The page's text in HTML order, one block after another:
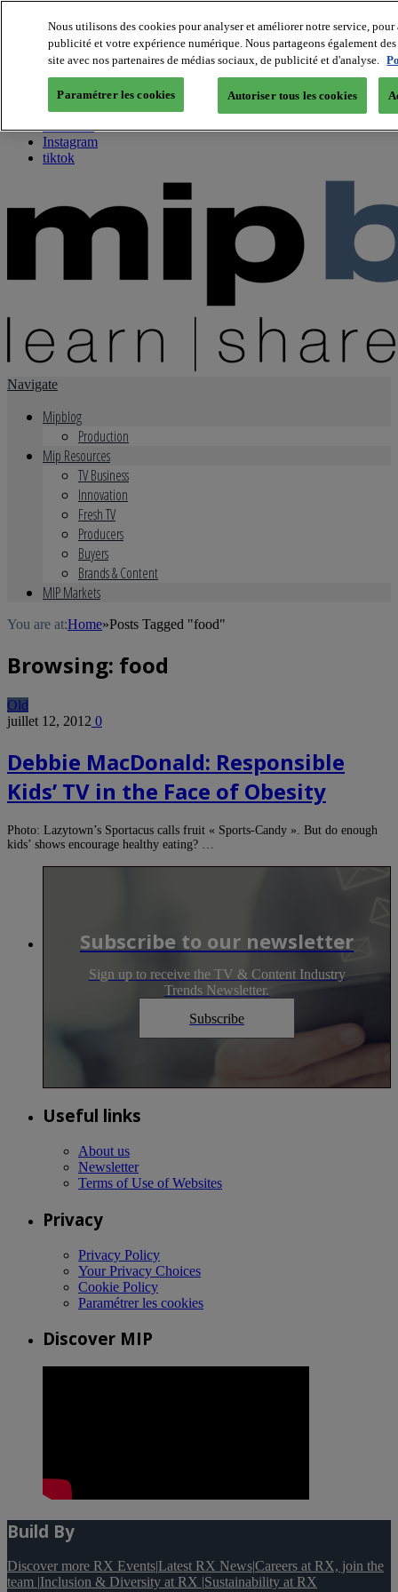
About us
Twitter
Facebook
Youtube
Instagram
tiktok
Navigate
Mipblog
Production
Mip Resources
TV Business
Innovation
Fresh TV
Producers
Buyers
Brands & Content
MIP Markets
You are at:Home»Posts Tagged "food"
Browsing: food
Old
juillet 12, 2012 0
Debbie MacDonald: Responsible
Kids’ TV in the Face of Obesity
Photo: Lazytown’s Sportacus calls fruit « Sports-Candy ». But do enough
kids’ shows encourage healthy eating? …
Subscribe to our newsletter
Sign up to receive the TV & Content Industry
Trends Newsletter.
Subscribe
Useful links
About us
Newsletter
Terms of Use of Websites
Privacy
Privacy Policy
Your Privacy Choices
Cookie Policy
Paramétrer les cookies
Discover MIP
Build By
Discover more RX Events|Latest RX News|Careers at RX, join the
team |Inclusion & Diversity at RX |Sustainability at RX
Nous utilisons des cookies pour analyser et améliorer notre service,
publicité et votre expérience numérique. Nous partageons également
site avec nos partenaires de médias sociaux, de publicité et d'analyse.
Paramétrer les cookies Autoriser tous les cookies